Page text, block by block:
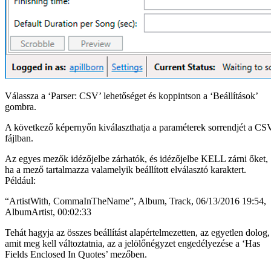
Válassza a ‘Parser: CSV’ lehetőséget és koppintson a ‘Beállítások’
gombra.
A következő képernyőn kiválaszthatja a paraméterek sorrendjét a
fájlban.
Az egyes mezők idézőjelbe zárhatók, és idézőjelbe KELL zárni őket,
ha a mező tartalmazza valamelyik beállított elválasztó karaktert.
Például:
“ArtistWith, CommaInTheName”, Album, Track, 06/13/2016 19:54,
AlbumArtist, 00:02:33
Tehát hagyja az összes beállítást alapértelmezetten, az egyetlen dolog,
amit meg kell változtatnia, az a jelölőnégyzet engedélyezése a ‘Has
Fields Enclosed In Quotes’ mezőben.